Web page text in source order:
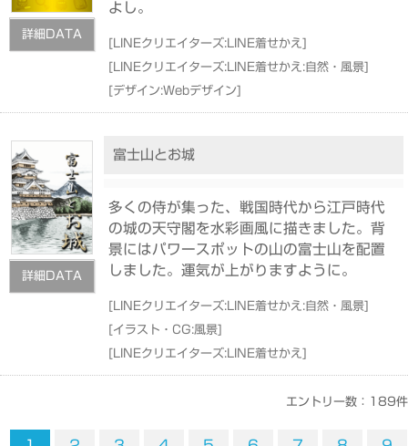
詳細DATA
よし。
[ LINEクリエイターズ:LINE着せかえ ]
[ LINEクリエイターズ:LINE着せかえ:自然・風景]
[デザイン:Webデザイン]
詳細DATA
富士山とお城
多くの侍が集った、戦国時代から江戸時代
の城の天守閣を水彩画風に描きました。背
景にはパワースポットの山の富士山を配置
しました。運気が上がりますように。
[ LINEクリエイターズ:LINE着せかえ:自然・風景]
[イラスト・CG:風景]
[ LINEクリエイターズ:LINE着せかえ ]
エントリー数：189件